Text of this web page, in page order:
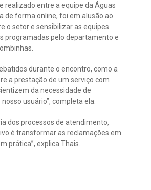
realizado entre a equipe da Águas
de forma online, foi em alusão ao
o setor e sensibilizar as equipes
programadas pelo departamento e
durante o encontro, como a
a prestação de um serviço com
da necessidade de
usuário”, completa ela.
dos processos de atendimento,
é transformar as reclamações em
prática”, explica Thais.